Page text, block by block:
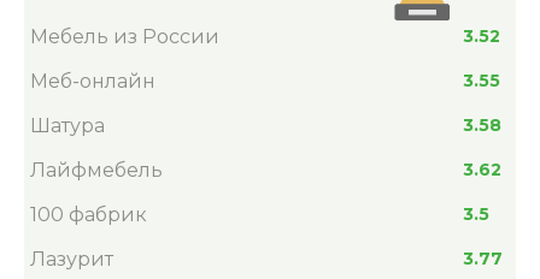
Мебель из России 3.52
Меб-онлайн 3.55
Шатура 3.58
Лайфмебель 3.62
100 фабрик 3.5
Лазурит 3.77